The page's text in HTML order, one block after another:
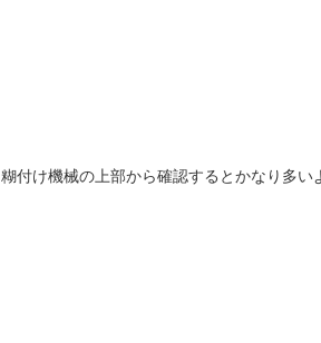
糊付け機械の上部から確認するとかなり多